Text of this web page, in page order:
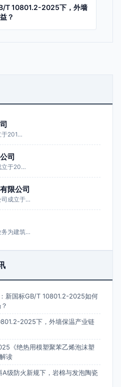
T 10801.2-2025下，外墙
？
于201…
司
立于20…
限公司
司成立于…
务为建筑…
：新国标GB/T 10801.2-2025如何
2025下，外墙保温产业链
《绝热用模塑聚苯乙烯泡沫塑
读
级防火新规下，岩棉与发泡陶瓷